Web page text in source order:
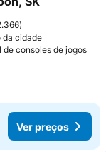
favoritos
da cidade
consoles de jogos
Ver preços